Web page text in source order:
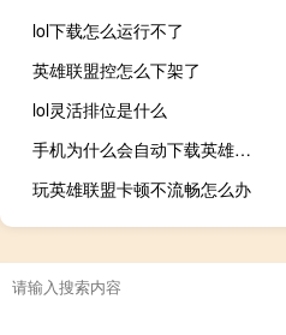
lol下载怎么运行不了
英雄联盟控怎么下架了
lol灵活排位是什么
手机为什么会自动下载英雄联盟
玩英雄联盟卡顿不流畅怎么办